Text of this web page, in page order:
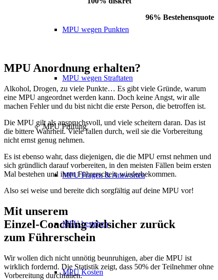
MPU wegen Punkten
MPU wegen Straftaten
MPU Prüfung
MPU Fragen & Antworten
MPU bestehen
MPU Kosten
96% Bestehensquote
MPU Anordnung erhalten?
Alkohol, Drogen, zu viele Punkte… Es gibt viele Gründe, warum
eine MPU angeordnet werden kann. Doch keine Angst, wir alle
machen Fehler und du bist nicht die erste Person, die betroffen ist.
Die MPU gilt als anspruchsvoll, und viele scheitern daran. Das ist
die bittere Wahrheit. Viele fallen durch, weil sie die Vorbereitung
nicht ernst genug nehmen.
Es ist ebenso wahr, dass diejenigen, die die MPU ernst nehmen und
sich gründlich darauf vorbereiten, in den meisten Fällen beim ersten
Mal bestehen und ihren Führerschein wiederbekommen.
Also sei weise und bereite dich sorgfältig auf deine MPU vor!
Mit unserem
Einzel-Coaching zielsicher zurück
zum Führerschein
Wir wollen dich nicht unnötig beunruhigen, aber die MPU ist
wirklich fordernd. Die Statistik zeigt, dass 50% der Teilnehmer ohne
Vorbereitung durchfallen.